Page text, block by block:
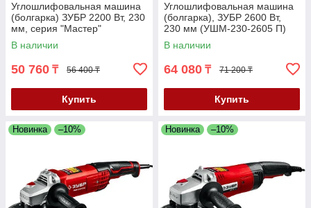
Углошлифовальная машина
(болгарка) ЗУБР 2200 Вт, 230
мм, серия "Мастер"
(УШМ-230-2205 П)
В наличии
50 760 ₸ 56 400 ₸
Купить
Углошлифовальная машина
(болгарка), ЗУБР 2600 Вт,
230 мм (УШМ-230-2605 П)
В наличии
64 080 ₸ 71 200 ₸
Купить
Новинка –10% Новинка –10%